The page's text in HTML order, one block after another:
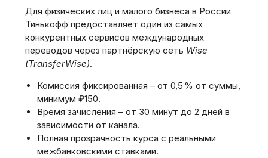
Для физических лиц и малого бизнеса в России
Тинькофф предоставляет один из самых
конкурентных сервисов международных
переводов через партнёрскую сеть Wise
(TransferWise).
Комиссия фиксированная – от 0‚5 % от суммы‚
минимум ₽150.
Время зачисления – от 30 минут до 2 дней в
зависимости от канала.
Полная прозрачность курса с реальными
межбанковскими ставками.